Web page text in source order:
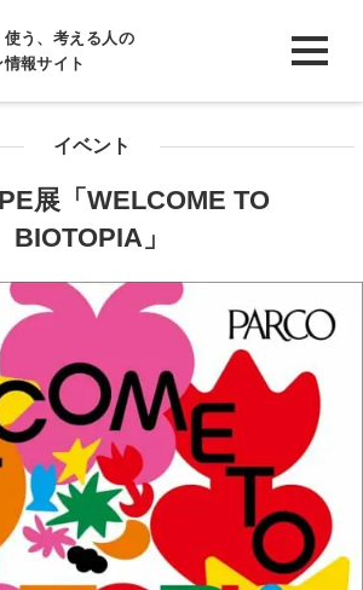
使う、考える人の
報サイト
イベント
展「WELCOME TO
BIOTOPIA」